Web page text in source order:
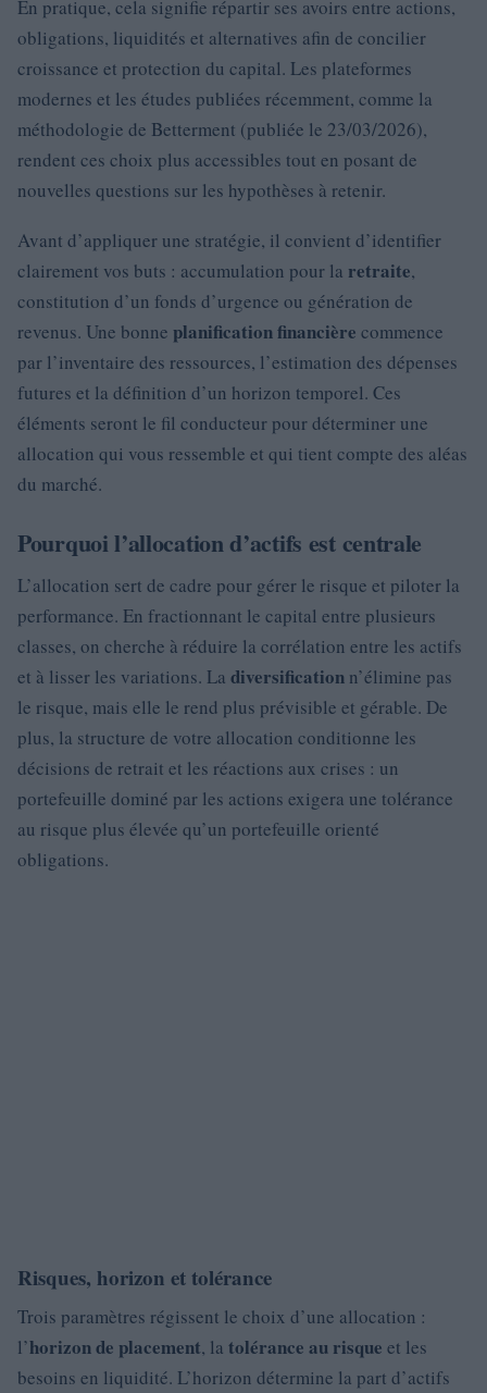
En pratique, cela signifie répartir ses avoirs entre actions,
obligations, liquidités et alternatives afin de concilier
croissance et protection du capital. Les plateformes
modernes et les études publiées récemment, comme la
méthodologie de Betterment (publiée le 23/03/2026),
rendent ces choix plus accessibles tout en posant de
nouvelles questions sur les hypothèses à retenir.
Avant d’appliquer une stratégie, il convient d’identifier
clairement vos buts : accumulation pour la retraite,
constitution d’un fonds d’urgence ou génération de
revenus. Une bonne planification financière commence
par l’inventaire des ressources, l’estimation des dépenses
futures et la définition d’un horizon temporel. Ces
éléments seront le fil conducteur pour déterminer une
allocation qui vous ressemble et qui tient compte des aléas
du marché.
Pourquoi l’allocation d’actifs est centrale
L’allocation sert de cadre pour gérer le risque et piloter la
performance. En fractionnant le capital entre plusieurs
classes, on cherche à réduire la corrélation entre les actifs
et à lisser les variations. La diversification n’élimine pas
le risque, mais elle le rend plus prévisible et gérable. De
plus, la structure de votre allocation conditionne les
décisions de retrait et les réactions aux crises : un
portefeuille dominé par les actions exigera une tolérance
au risque plus élevée qu’un portefeuille orienté
obligations.
Risques, horizon et tolérance
Trois paramètres régissent le choix d’une allocation :
l’horizon de placement, la tolérance au risque et les
besoins en liquidité. L’horizon détermine la part d’actifs